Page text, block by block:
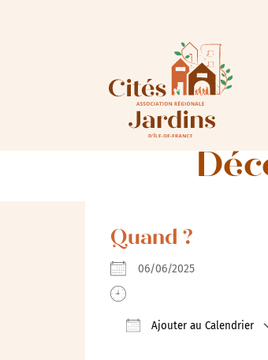
Quand ?
06/06/2025
Ajouter au Calendrier